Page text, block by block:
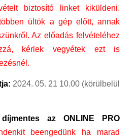
biztosító linket kiküldeni.
ültök a gép előtt, annak
Az előadás felvételéhez
kérlek vegyétek ezt is
2024. 05. 21 10.00 (körülbelül
azONLINE PRO
beengedünk ha marad